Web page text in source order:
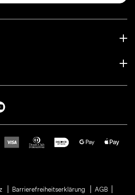
Barrierefreiheitserklärung AGB